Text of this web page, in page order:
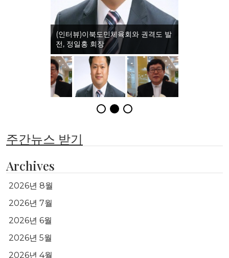
(인터뷰)이북도민체육회와 권격도 발
전, 정일홍 회장
주간뉴스 받기
Archives
2026년 8월
2026년 7월
2026년 6월
2026년 5월
2026년 4월